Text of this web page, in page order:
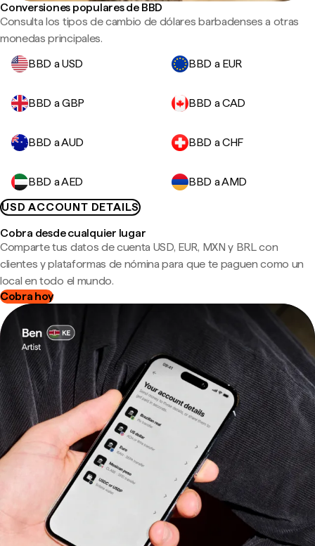
Conversiones populares de BBD
Consulta los tipos de cambio de dólares barbadenses a otras
monedas principales.
BBD a USD
BBD a EUR
BBD a GBP BBD a CAD
BBD a AUD BBD a CHF
BBD a AED
BBD a AMD
USD ACCOUNT DETAILS
Cobra desde cualquier lugar
Comparte tus datos de cuenta USD, EUR, MXN y BRL con
clientes y plataformas de nómina para que te paguen como un
local en todo el mundo.
Cobra hoy